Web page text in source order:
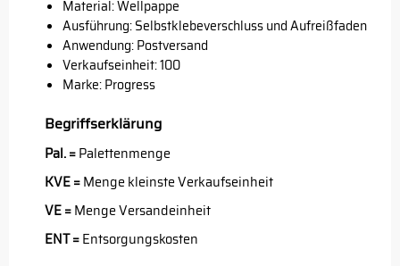
Material: Wellpappe
Ausführung: Selbstklebeverschluss und Aufreißfaden
Anwendung: Postversand
Verkaufseinheit: 100
Marke:Progress
Begriffserklärung
Pal. =Palettenmenge
KVE =Menge kleinste Verkaufseinheit
VE =Menge Versandeinheit
ENT =Entsorgungskosten